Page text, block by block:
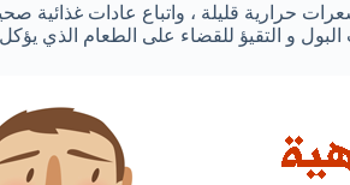
حرارية قليلة ، واتباع عادات غذائية
و التقيؤ للقضاء على الطعام الذي